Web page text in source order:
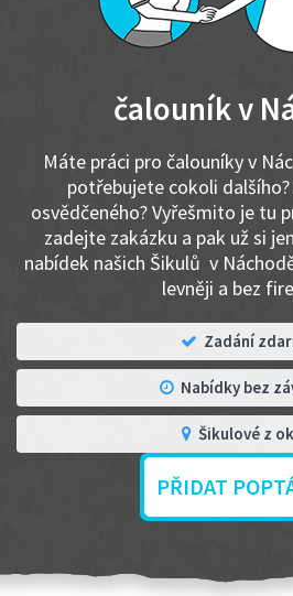
čalouník v
Máte práci pro čalouníky v
potřebujete cokoli
osvědčeného? Vyřešmito je tu
zadejte zakázku a pak už si
nabídek našich Šikulů v
levněji a bez
Zadání
Nabídky bez
Šikulové z
PŘIDAT